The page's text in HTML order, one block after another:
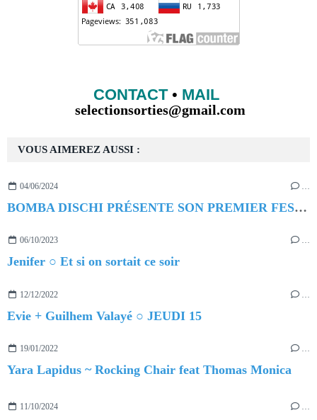
VOUS AIMEREZ AUSSI :
04/06/2024 …
BOMBA DISCHI PRÉSENTE SON PREMIER FESTIVAL
06/10/2023 …
Jenifer ○ Et si on sortait ce soir
12/12/2022
Evie + Guilhem Valayé ○ JEUDI 15
19/01/2022 …
Yara Lapidus ~ Rocking Chair feat Thomas Monica
11/10/2024 …
CONTACT• MAIL
selectionsorties@gmail.com